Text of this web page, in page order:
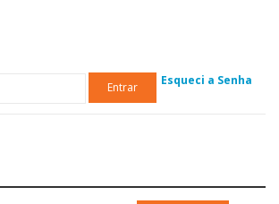
Entrar Esqueci a Senha